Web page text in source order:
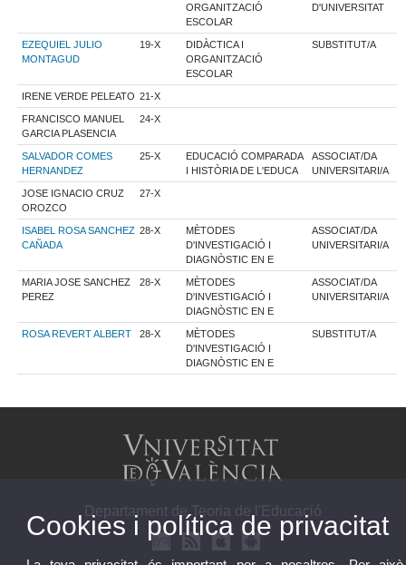
ORGANITZACIÓ
ESCOLAR
D'UNIVERSITAT
EZEQUIEL JULIO
MONTAGUD
19-X
DIDÀCTICA I
ORGANITZACIÓ
ESCOLAR
SUBSTITUT/A
IRENE VERDE PELEATO 21-X
FRANCISCO MANUEL
GARCIA PLASENCIA
24-X
SALVADOR COMES
HERNANDEZ
25-X
EDUCACIÓ COMPARADA
I HISTÒRIA DE L'EDUCA
ASSOCIAT/DA
UNIVERSITARI/A
JOSE IGNACIO CRUZ
OROZCO
27-X
ISABEL ROSA SANCHEZ
CAÑADA
28-X
MÈTODES
D'INVESTIGACIÓ I
DIAGNÒSTIC EN E
ASSOCIAT/DA
UNIVERSITARI/A
MARIA JOSE SANCHEZ
PEREZ
28-X
MÈTODES
D'INVESTIGACIÓ I
DIAGNÒSTIC EN E
ASSOCIAT/DA
UNIVERSITARI/A
ROSA REVERT ALBERT 28-X
MÈTODES
D'INVESTIGACIÓ I
DIAGNÒSTIC EN E
SUBSTITUT/A
Departament de Teoria de l'Educació
Cookies i política de privacitat